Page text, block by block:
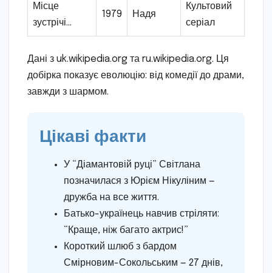
Місце
зустрічі…
1979 Надя
Культовий
серіал
Дані з uk.wikipedia.org та ru.wikipedia.org. Ця
добірка показує еволюцію: від комедії до драми,
завжди з шармом.
Цікаві факти
У “Діамантовій руці” Світлана
позначилася з Юрієм Нікуліним —
дружба на все життя.
Батько-українець навчив стріляти:
“Краще, ніж багато актрис!”
Короткий шлюб з бардом
Смірновим-Сокольським — 27 днів,